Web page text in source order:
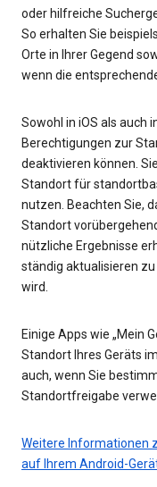
oder hilfreiche
So erhalten Sie
Orte in Ihrer Gegend
wenn die
Sowohl in iOS als auch
Berechtigungen zur
deaktivieren können.
Standort für
nutzen. Beachten Sie,
Standort
nützliche Ergebnisse
ständig aktualisieren
wird.
Einige Apps wie „Mein
Standort Ihres Geräts
auch, wenn Sie
Standortfreigabe
Weitere Informationen
auf Ihrem Android-